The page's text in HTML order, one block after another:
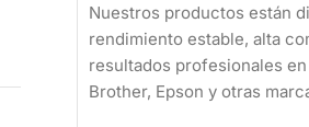
Nuestros productos están
rendimiento estable, alta
resultados profesionales
Brother, Epson y otras